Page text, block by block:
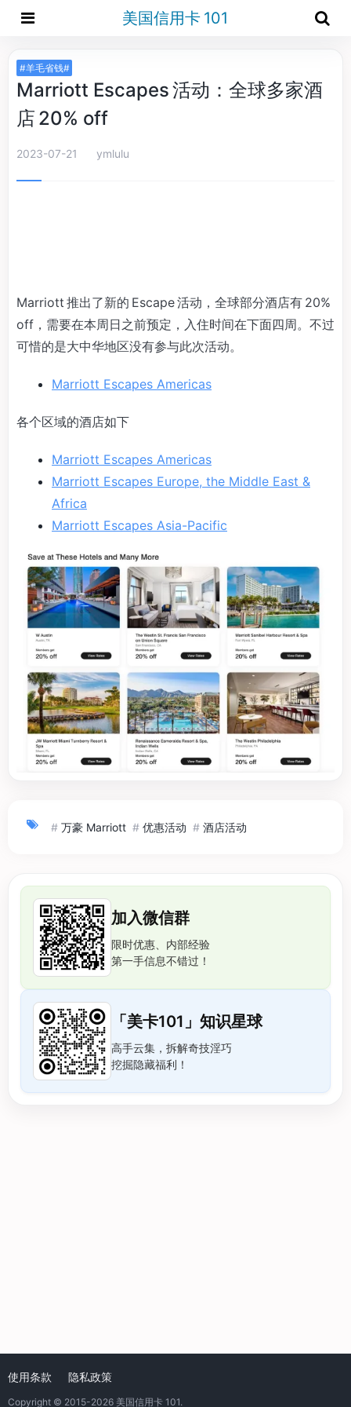
美国信用卡 101
#羊毛省钱#
Marriott Escapes 活动：全球多家酒
店 20% off
2023-07-21 ymlulu
Marriott 推出了新的 Escape 活动，全球部分酒店有 20%
off，需要在本周日之前预定，入住时间在下面四周。不过
可惜的是大中华地区没有参与此次活动。
Marriott Escapes Americas
各个区域的酒店如下
Marriott Escapes Americas
Marriott Escapes Europe, the Middle East &
Africa
Marriott Escapes Asia-Pacific
# 万豪 Marriott # 优惠活动 # 酒店活动
加入微信群
限时优惠、内部经验
第一手信息不错过！
「美卡101」知识星球
高手云集，拆解奇技淫巧
挖掘隐藏福利！
使用条款 隐私政策
Copyright © 2015-2026 美国信用卡 101.